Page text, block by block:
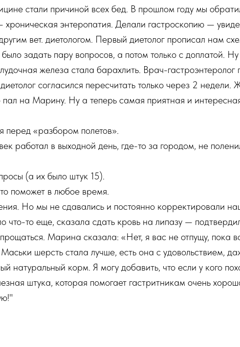
стали причиной всех бед. В прошлом году мы
энтеропатия. Делали гастроскопию —
вет. диетологом. Первый диетолог прописал нам
задать пару вопросов, а потом только с доплатой.
железа стала барахлить. Врач-гастроэнтеролог
согласился пересчитать только через 2 недели.
на Марину. Ну а теперь самая приятная и
«разбором полетов».
работал в выходной день, где-то за городом, не
(а их было штук 15).
поможет в любое время.
Но мы не сдавались и постоянно корректировали
то еще, сказала сдать кровь на липазу —
Марина сказала: «Нет, я вас не отпущу, пока
шерсть стала лучше, есть она с удовольствием,
натуральный корм. Я могу добавить, что если у кого
штука, которая помогает гастритникам очень